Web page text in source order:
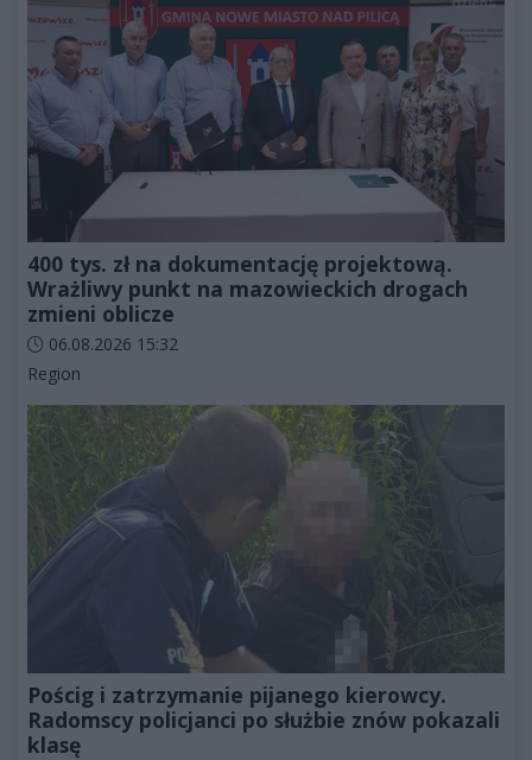
400 tys. zł na dokumentację projektową.
Wrażliwy punkt na mazowieckich drogach
zmieni oblicze
Data dodania artykułu:
06.08.2026 15:32
Kategorie artykułu:
Region
Pościg i zatrzymanie pijanego kierowcy.
Radomscy policjanci po służbie znów pokazali
klasę